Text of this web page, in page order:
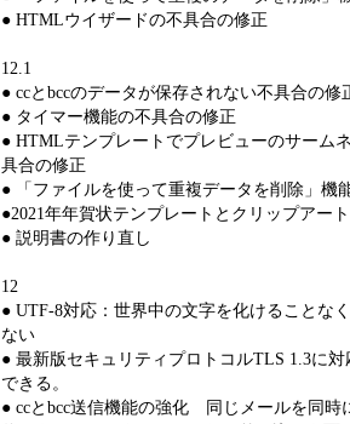
● HTMLウイザードの不具合の修正
12.1
● ccとbccのデータが保存されない不具合の修
● タイマー機能の不具合の修正
● HTMLテンプレートでプレビューのサーム
具合の修正
● 「ファイルを使って重複データを削除」機
●2021年年賀状テンプレートとクリップアー
● 説明書の作り直し
12
● UTF-8対応：世界中の文字を化けることな
ない
● 最新版セキュリティプロトコルTLS 1.3に
できる。
● ccとbcc送信機能の強化 同じメールを同時